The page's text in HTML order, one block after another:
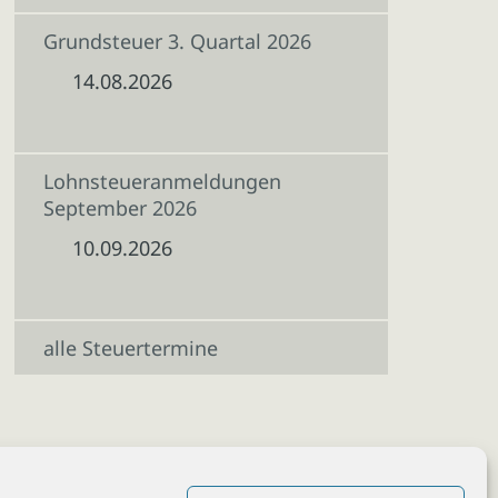
Grundsteuer 3. Quartal 2026
14.08.2026
Lohnsteueranmeldungen
September 2026
10.09.2026
alle Steuertermine